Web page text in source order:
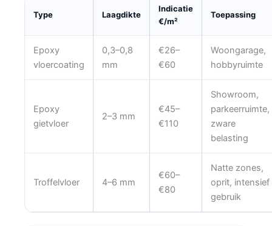
Type Laagdikte
Indicatie
€/m²
Toepassing
Epoxy
vloercoating
0,3–0,8
mm
€26–
€60
Woongarage,
hobbyruimte
Epoxy
gietvloer
2–3 mm
€45–
€110
Showroom,
parkeerruimte,
zware
belasting
Troffelvloer 4–6 mm
€60–
€80
Natte zones,
oprit, intensief
gebruik